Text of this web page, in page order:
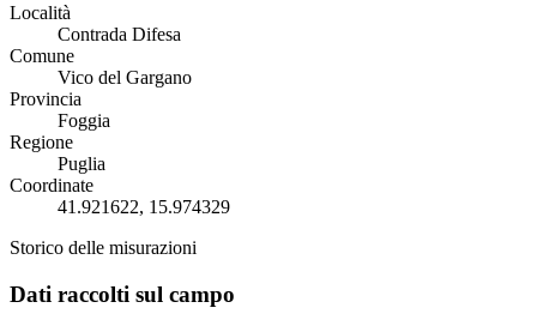
Località
Contrada Difesa
Comune
Vico del Gargano
Provincia
Foggia
Regione
Puglia
Coordinate
41.921622, 15.974329
Storico delle misurazioni
Dati raccolti sul campo